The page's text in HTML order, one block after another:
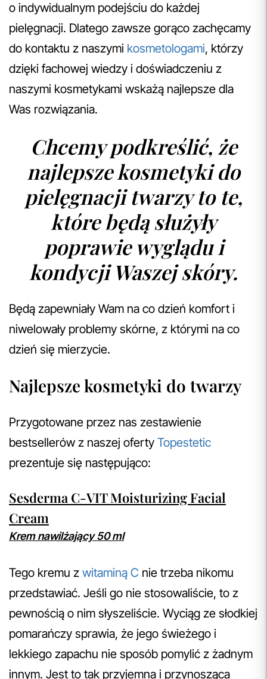
o indywidualnym podejściu do każdej
pielęgnacji. Dlatego zawsze gorąco zachęcamy
do kontaktu z naszymi kosmetologami, którzy
dzięki fachowej wiedzy i doświadczeniu z
naszymi kosmetykami wskażą najlepsze dla
Was rozwiązania.
Chcemy podkreślić, że
najlepsze kosmetyki do
pielęgnacji twarzy to te,
które będą służyły
poprawie wyglądu i
kondycji Waszej skóry.
Będą zapewniały Wam na co dzień komfort i
niwelowały problemy skórne, z którymi na co
dzień się mierzycie.
Najlepsze kosmetyki do twarzy
Przygotowane przez nas zestawienie
bestsellerów z naszej oferty Topestetic
prezentuje się następująco:
Sesderma C-VIT Moisturizing Facial
Cream
Krem nawilżający 50 ml
Tego kremu z witaminą C nie trzeba nikomu
przedstawiać. Jeśli go nie stosowaliście, to z
pewnością o nim słyszeliście. Wyciąg ze słodkiej
pomarańczy sprawia, że jego świeżego i
lekkiego zapachu nie sposób pomylić z żadnym
innym. Jest to tak przyjemna i przynosząca